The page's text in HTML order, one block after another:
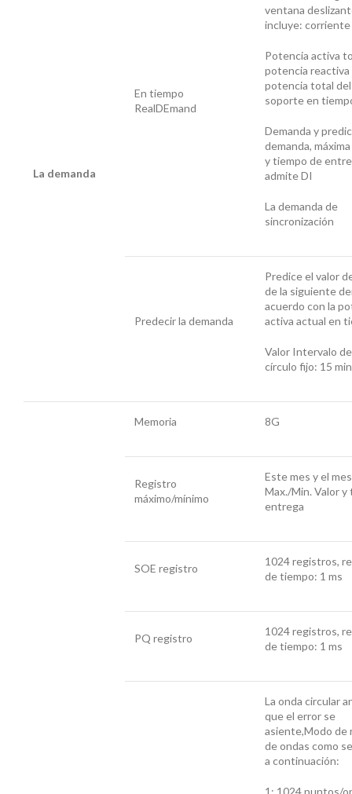
La demanda
En tiempo
RealDEmand
ventana
incluye:
Potencia activa
potencia
potencia total
soporte en
Demanda y
demanda,
y tiempo de
admite DI
La demanda de
sincronización
Predecir la demanda
Predice el valor
de la siguiente
acuerdo con la
activa actual en
Valor Intervalo
círculo fijo: 15
Memoria 8G
Registro
máximo/mínimo
Este mes y el
Max./Min. Valor y
entrega
SOE registro
1024 registros,
de tiempo: 1 ms
PQ registro
1024 registros,
de tiempo: 1 ms
La onda circular
que el error se
asiente,Modo de
de ondas como
a continuación: